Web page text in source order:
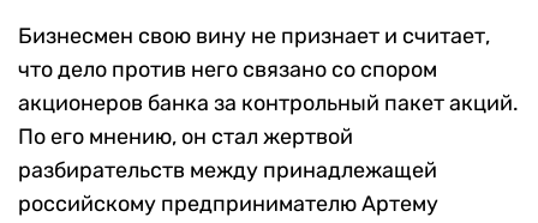
Бизнесмен свою вину не признает и считает,
что дело против него связано со спором
акционеров банка за контрольный пакет акций.
По его мнению, он стал жертвой
разбирательств между принадлежащей
российскому предпринимателю Артему